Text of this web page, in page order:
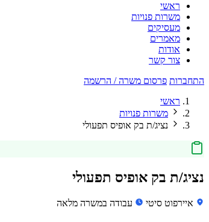
ראשי
משרות פנויות
מעסיקים
מאמרים
אודות
צור קשר
התחברות פרסום משרה / הרשמה
ראשי
משרות פנויות
נציג/ת בק אופיס תפעולי
נציג/ת בק אופיס תפעולי
איירפוט סיטי עבודה במשרה מלאה